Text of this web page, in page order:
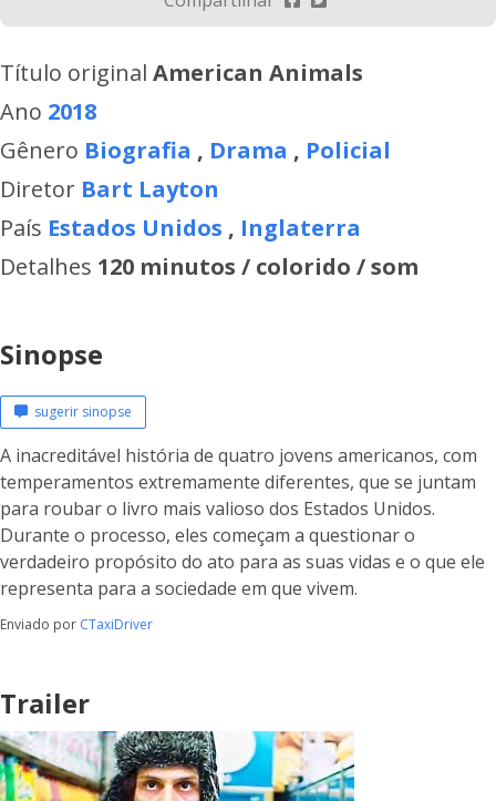
Título original American Animals
Ano 2018
Gênero Biografia , Drama , Policial
Diretor Bart Layton
País Estados Unidos , Inglaterra
Detalhes 120 minutos / colorido / som
Sinopse
sugerir sinopse
A inacreditável história de quatro jovens americanos, com
temperamentos extremamente diferentes, que se juntam
para roubar o livro mais valioso dos Estados Unidos.
Durante o processo, eles começam a questionar o
verdadeiro propósito do ato para as suas vidas e o que ele
representa para a sociedade em que vivem.
Enviado por CTaxiDriver
Trailer